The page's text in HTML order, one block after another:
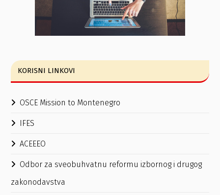
KORISNI LINKOVI
OSCE Mission to Montenegro
IFES
ACEEEO
Odbor za sveobuhvatnu reformu izbornog i drugog
zakonodavstva